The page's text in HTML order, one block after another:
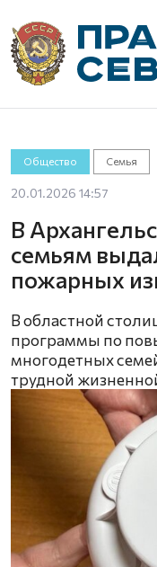
Общество Семья
20.01.2026 14:57
В
семьям
пожарных
В областной
программы по
многодетных
трудной